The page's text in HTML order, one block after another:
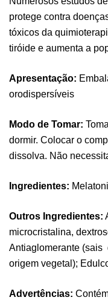
protege contra
tóxicos da
tiróide e aumenta a
Apresentação:
orodispersíveis
Modo de Tomar:
dormir. Colocar o
dissolva. Não
Ingredientes:
Outros Ingredientes:
microcristalina,
Antiaglomerante (sais
origem vegetal);
Advertências:
Pure
Desporto
Ostrovit
Saúde
9,50€
Vitamin